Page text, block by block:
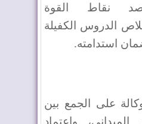
نقاط القوة
الدروس الكفيلة
استدامته.
على الجمع بين
الميداني، واعتماد